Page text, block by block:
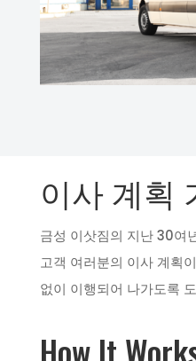
이사 계획
금성 이삿짐의 지난 30여
고객 여러분의 이사 계획
없이 이행되어 나가도록
How It